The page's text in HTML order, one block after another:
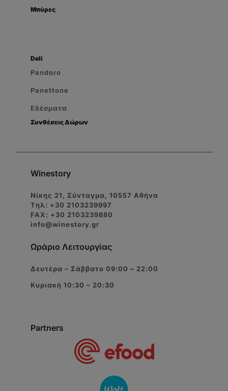
Μπύρες
Deli
Pandoro
Panettone
Εδέσματα
Συνθέσεις Δώρων
Winestory
Νίκης 21, Σύνταγμα, 10557 Αθήνα
Tηλ: +30 2103239997
FAX: +30 2103239880
info@winestory.gr
Ωράριο Λειτουργίας
Δευτέρα – Σάββατο 09:00 – 22:00
Κυριακή 10:30 – 20:30
Partners